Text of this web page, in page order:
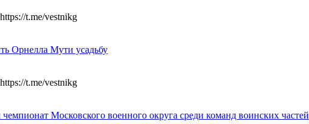
t.me/vestnikg
Орнелла Мути усадьбу
t.me/vestnikg
Московского военного округа среди команд воинских частей